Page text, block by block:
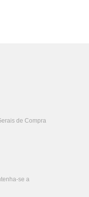
de Compra
se a